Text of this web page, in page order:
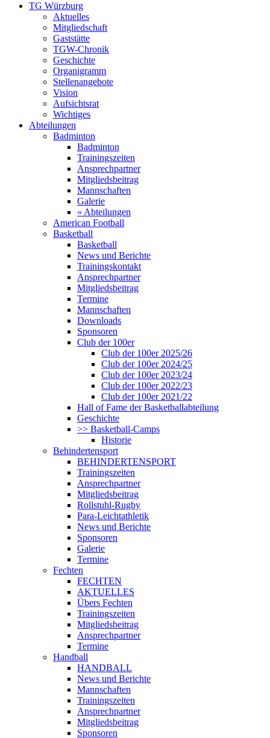
TG Würzburg
Aktuelles
Mitgliedschaft
Gaststätte
TGW-Chronik
Geschichte
Organigramm
Stellenangebote
Vision
Aufsichtsrat
Wichtiges
Abteilungen
Badminton
Badminton
Trainingszeiten
Ansprechpartner
Mitgliedsbeitrag
Mannschaften
Galerie
« Abteilungen
American Football
Basketball
Basketball
News und Berichte
Trainingskontakt
Ansprechpartner
Mitgliedsbeitrag
Termine
Mannschaften
Downloads
Sponsoren
Club der 100er
Club der 100er 2025/26
Club der 100er 2024/25
Club der 100er 2023/24
Club der 100er 2022/23
Club der 100er 2021/22
Hall of Fame der Basketballabteilung
Geschichte
>> Basketball-Camps
Historie
Behindertensport
BEHINDERTENSPORT
Trainingszeiten
Ansprechpartner
Mitgliedsbeitrag
Rollstuhl-Rugby
Para-Leichtathletik
News und Berichte
Sponsoren
Galerie
Termine
Fechten
FECHTEN
AKTUELLES
Übers Fechten
Trainingszeiten
Mitgliedsbeitrag
Ansprechpartner
Termine
Handball
HANDBALL
News und Berichte
Mannschaften
Trainingszeiten
Ansprechpartner
Mitgliedsbeitrag
Sponsoren